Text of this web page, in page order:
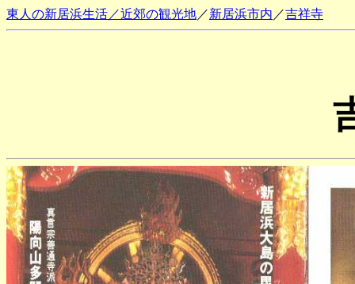
東人の新居浜生活／近郊の観光地／新居浜市内 ／吉祥寺